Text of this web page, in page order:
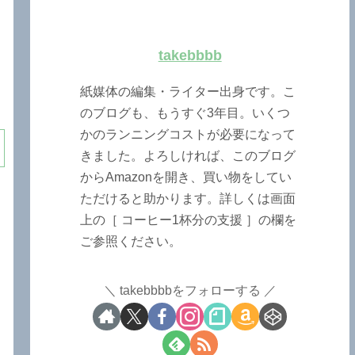
takebbbb
紙媒体の編集・ライター出身です。こ
のブログも、もうすぐ3年目。いくつ
かのランニングコストが必要になって
きました。よろしければ、このブログ
からAmazonを開き、買い物をしてい
ただけると助かります。詳しくは画面
上の［ コーヒー1杯分の支援 ］の欄を
ご参照ください。
takebbbbをフォローする